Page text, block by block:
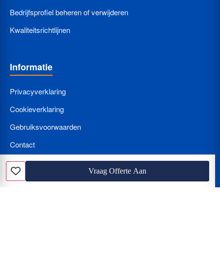
Favoriet
Vraag Offerte Aan
Bedrijfsprofiel beheren of verwijderen
Kwaliteitsrichtlijnen
Informatie
Privacyverklaring
Cookieverklaring
Gebruiksvoorwaarden
Contact
Bedrijf Aanmelden